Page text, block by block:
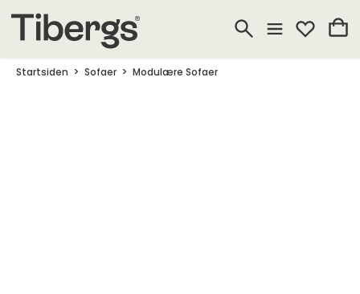
Startsiden Sofaer Modulære Sofaer